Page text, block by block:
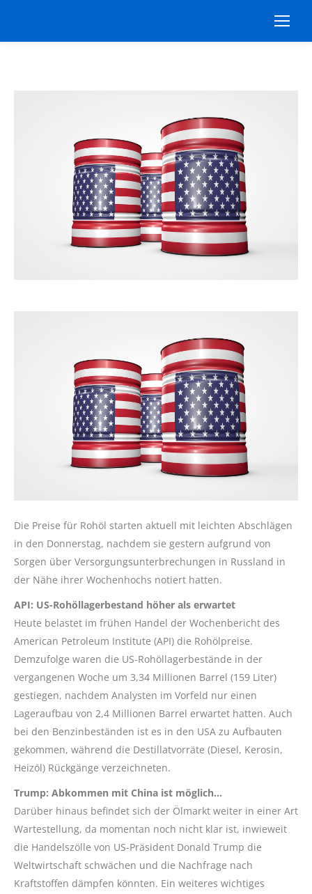
Die Preise für Rohöl starten aktuell mit leichten Abschlägen
in den Donnerstag, nachdem sie gestern aufgrund von
Sorgen über Versorgungsunterbrechungen in Russland in
der Nähe ihrer Wochenhochs notiert hatten.
API: US-Rohöllagerbestand höher als erwartet
Heute belastet im frühen Handel der Wochenbericht des
American Petroleum Institute (API) die Rohölpreise.
Demzufolge waren die US-Rohöllagerbestände in der
vergangenen Woche um 3,34 Millionen Barrel (159 Liter)
gestiegen, nachdem Analysten im Vorfeld nur einen
Lageraufbau von 2,4 Millionen Barrel erwartet hatten. Auch
bei den Benzinbeständen ist es in den USA zu Aufbauten
gekommen, während die Destillatvorräte (Diesel, Kerosin,
Heizöl) Rückgänge verzeichneten.
Trump: Abkommen mit China ist möglich…
Darüber hinaus befindet sich der Ölmarkt weiter in einer Art
Wartestellung, da momentan noch nicht klar ist, inwieweit
die Handelszölle von US-Präsident Donald Trump die
Weltwirtschaft schwächen und die Nachfrage nach
Kraftstoffen dämpfen könnten. Ein weiteres wichtiges